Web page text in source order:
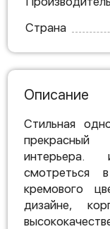
Страна
Описание
Стильная
интерьера.
смотреться
кремового
дизайне,